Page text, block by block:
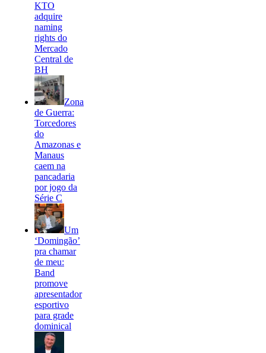
KTO
adquire
naming
rights do
Mercado
Central de
BH
Zona
de Guerra:
Torcedores
do
Amazonas e
Manaus
caem na
pancadaria
por jogo da
Série C
Um
‘Domingão’
pra chamar
de meu:
Band
promove
apresentador
esportivo
para grade
dominical